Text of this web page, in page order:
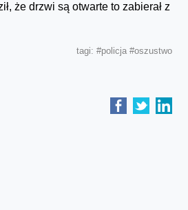
że drzwi są otwarte to zabierał z
tagi: #policja #oszustwo